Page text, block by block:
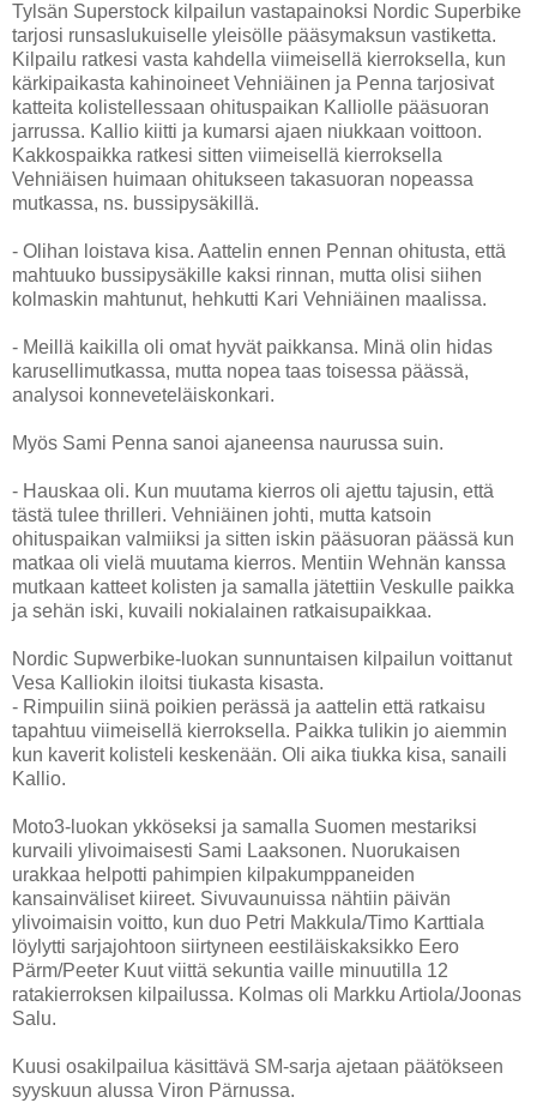
Tylsän Superstock kilpailun vastapainoksi Nordic Superbike
tarjosi runsaslukuiselle yleisölle pääsymaksun vastiketta.
Kilpailu ratkesi vasta kahdella viimeisellä kierroksella, kun
kärkipaikasta kahinoineet Vehniäinen ja Penna tarjosivat
katteita kolistellessaan ohituspaikan Kalliolle pääsuoran
jarrussa. Kallio kiitti ja kumarsi ajaen niukkaan voittoon.
Kakkospaikka ratkesi sitten viimeisellä kierroksella
Vehniäisen huimaan ohitukseen takasuoran nopeassa
mutkassa, ns. bussipysäkillä.
- Olihan loistava kisa. Aattelin ennen Pennan ohitusta, että
mahtuuko bussipysäkille kaksi rinnan, mutta olisi siihen
kolmaskin mahtunut, hehkutti Kari Vehniäinen maalissa.
- Meillä kaikilla oli omat hyvät paikkansa. Minä olin hidas
karusellimutkassa, mutta nopea taas toisessa päässä,
analysoi konneveteläiskonkari.
Myös Sami Penna sanoi ajaneensa naurussa suin.
- Hauskaa oli. Kun muutama kierros oli ajettu tajusin, että
tästä tulee thrilleri. Vehniäinen johti, mutta katsoin
ohituspaikan valmiiksi ja sitten iskin pääsuoran päässä kun
matkaa oli vielä muutama kierros. Mentiin Wehnän kanssa
mutkaan katteet kolisten ja samalla jätettiin Veskulle paikka
ja sehän iski, kuvaili nokialainen ratkaisupaikkaa.
Nordic Supwerbike-luokan sunnuntaisen kilpailun voittanut
Vesa Kalliokin iloitsi tiukasta kisasta.
- Rimpuilin siinä poikien perässä ja aattelin että ratkaisu
tapahtuu viimeisellä kierroksella. Paikka tulikin jo aiemmin
kun kaverit kolisteli keskenään. Oli aika tiukka kisa, sanaili
Kallio.
Moto3-luokan ykköseksi ja samalla Suomen mestariksi
kurvaili ylivoimaisesti Sami Laaksonen. Nuorukaisen
urakkaa helpotti pahimpien kilpakumppaneiden
kansainväliset kiireet. Sivuvaunuissa nähtiin päivän
ylivoimaisin voitto, kun duo Petri Makkula/Timo Karttiala
löylytti sarjajohtoon siirtyneen eestiläiskaksikko Eero
Pärm/Peeter Kuut viittä sekuntia vaille minuutilla 12
ratakierroksen kilpailussa. Kolmas oli Markku Artiola/Joonas
Salu.
Kuusi osakilpailua käsittävä SM-sarja ajetaan päätökseen
syyskuun alussa Viron Pärnussa.